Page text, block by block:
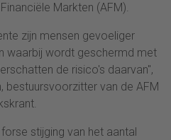
Markten (AFM).
zijn mensen gevoeliger
waarbij wordt geschermd met
de risico's daarvan",
bestuursvoorzitter van de AFM
stijging van het aantal